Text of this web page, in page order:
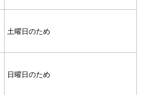
土曜日のため
日曜日のため